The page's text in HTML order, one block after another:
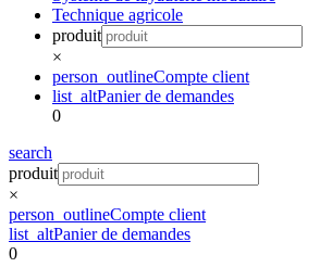
Technique agricole
produit
×
person_outlineCompte client
list_altPanier de demandes
0
search
produit
×
person_outlineCompte client
list_altPanier de demandes
0